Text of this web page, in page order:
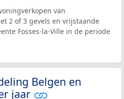
van
2 of 3 gevels en vrijstaande
Fosses-la-Ville in de periode
Belgen en
jaar